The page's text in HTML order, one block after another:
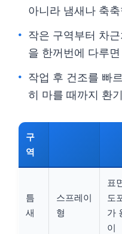
아니라 냄새나 축
작은 구역부터 차
을 한꺼번에 다루
작업 후 건조를 빠
히 마를 때까지 환
구
역
틈
새
스프레이
형
표
도
가
이